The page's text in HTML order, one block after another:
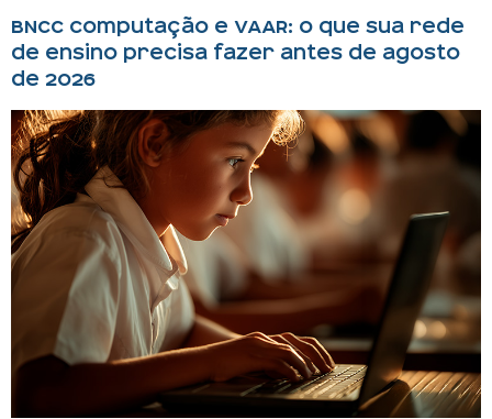
BNCC Computação e VAAR: o que sua rede
de ensino precisa fazer antes de agosto
de 2026